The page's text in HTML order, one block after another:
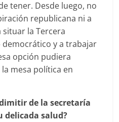
tener. Desde luego, no
republicana ni a
la Tercera
y a trabajar
opción pudiera
mesa política en
de la secretaría
delicada salud?